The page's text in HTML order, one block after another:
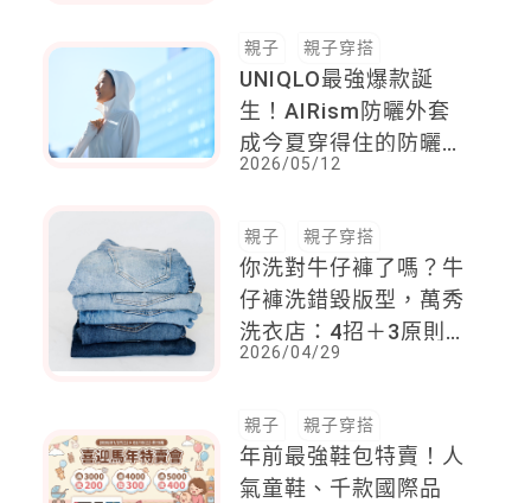
親子 親子穿搭
UNIQLO最強爆款誕
生！AIRism防曬外套
成今夏穿得住的防曬神
器，「穿的防曬」全面
2026/05/12
親子 親子穿搭
你洗對牛仔褲了嗎？牛
仔褲洗錯毀版型，萬秀
洗衣店：4招＋3原則，
永續穿搭就從家開始！
2026/04/29
親子 親子穿搭
年前最強鞋包特賣！人
氣童鞋、千款國際品